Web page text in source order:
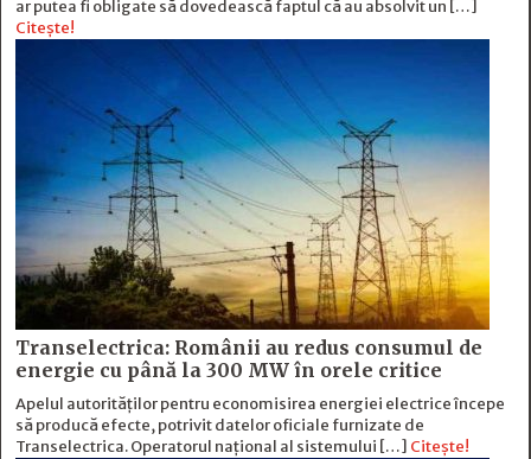
ar putea fi obligate să dovedească faptul că au absolvit un […]
Citește!
Transelectrica: Românii au redus consumul de
energie cu până la 300 MW în orele critice
Apelul autorităților pentru economisirea energiei electrice începe
să producă efecte, potrivit datelor oficiale furnizate de
Transelectrica. Operatorul național al sistemului […] Citește!